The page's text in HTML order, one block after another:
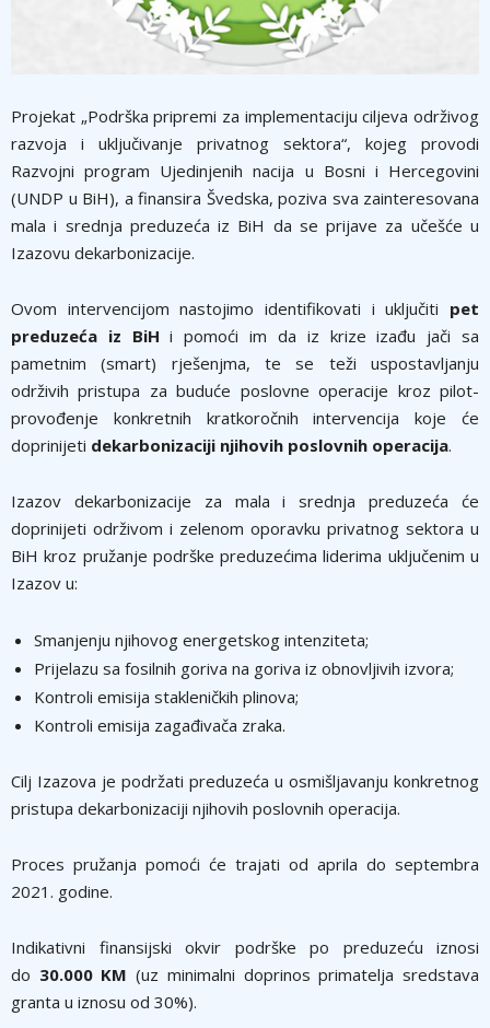
Projekat „Podrška pripremi za implementaciju ciljeva održivog
razvoja i uključivanje privatnog sektora“, kojeg provodi
Razvojni program Ujedinjenih nacija u Bosni i Hercegovini
(UNDP u BiH), a finansira Švedska, poziva sva zainteresovana
mala i srednja preduzeća iz BiH da se prijave za učešće u
Izazovu dekarbonizacije.
Ovom intervencijom nastojimo identifikovati i uključiti pet
preduzeća iz BiHi pomoći im da iz krize izađu jači sa
pametnim (smart) rješenjma, te se teži uspostavljanju
održivih pristupa za buduće poslovne operacije kroz pilot-
provođenje konkretnih kratkoročnih intervencija koje će
doprinijeti dekarbonizaciji njihovih poslovnih operacija.
Izazov dekarbonizacije za mala i srednja preduzeća će
doprinijeti održivom i zelenom oporavku privatnog sektora u
BiH kroz pružanje podrške preduzećima liderima uključenim u
Izazov u:
Smanjenju njihovog energetskog intenziteta;
Prijelazu sa fosilnih goriva na goriva iz obnovljivih izvora;
Kontroli emisija stakleničkih plinova;
Kontroli emisija zagađivača zraka.
Cilj Izazova je podržati preduzeća u osmišljavanju konkretnog
pristupa dekarbonizaciji njihovih poslovnih operacija.
Proces pružanja pomoći će trajati od aprila do septembra
2021. godine.
Indikativni finansijski okvir podrške po preduzeću iznosi
do 30.000 KM (uz minimalni doprinos primatelja sredstava
granta u iznosu od 30%).